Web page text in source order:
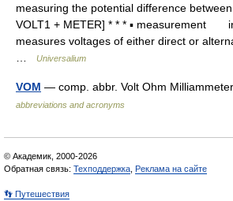
measuring the potential difference
VOLT1 + METER] * * * ▪ measurement
measures voltages of either direct or
Universalium
VOM — comp. abbr. Volt Ohm
abbreviations and acronyms
© Академик, 2000-2026
Обратная связь: Техподдержка Реклама на сайте
👣 Путешествия